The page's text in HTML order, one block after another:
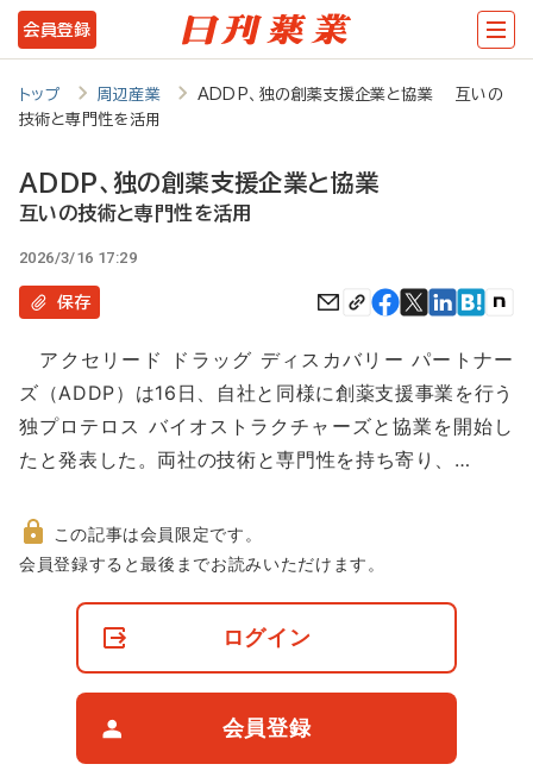
メ
イ
コ
テ
ツ
に
動
会員登録
トップ 周辺産業
ADDP、独の創薬支援企業と協業 互いの
技術と専門性を活用
ADDP、独の創薬支援企業と協業
互いの技術と専門性を活用
2026/3/16 17:29
保存
アクセリード ドラッグ ディスカバリー パートナー
ズ（ADDP）は16日、自社と同様に創薬支援事業を行う
独プロテロス バイオストラクチャーズと協業を開始し
たと発表した。両社の技術と専門性を持ち寄り、…
非
この記事は会員限定です。
会員登録すると最後までお読みいただけます。
ログイン
会員登録